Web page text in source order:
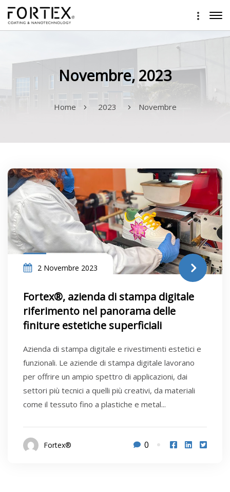
Novembre, 2023
Home 2023 Novembre
2 Novembre 2023
Fortex®, azienda di stampa digitale
riferimento nel panorama delle
finiture estetiche superficiali
Azienda di stampa digitale e rivestimenti estetici e
funzionali. Le aziende di stampa digitale lavorano
per offrire un ampio spettro di applicazioni, dai
settori più tecnici a quelli più creativi, da materiali
come il tessuto fino a plastiche e metal...
Fortex® 0